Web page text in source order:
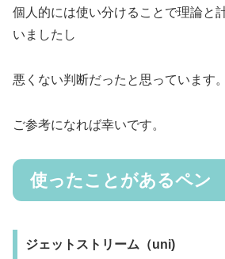
個人的には使い分けることで理論と
いましたし
悪くない判断だったと思っています。
ご参考になれば幸いです。
使ったことがあるペン
ジェットストリーム（uni)